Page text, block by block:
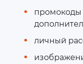
промокоды
личный